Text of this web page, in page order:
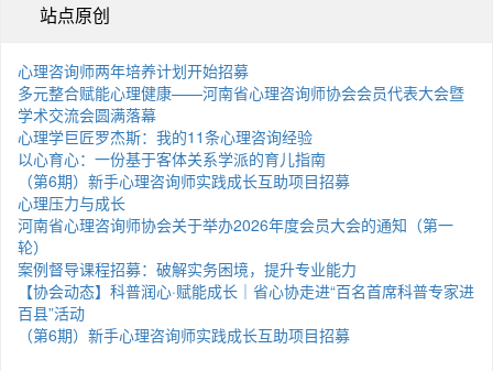
站点原创
心理咨询师两年培养计划开始招募
多元整合赋能心理健康——河南省心理咨询师协会会员代表大会暨
学术交流会圆满落幕
心理学巨匠罗杰斯：我的11条心理咨询经验
以心育心：一份基于客体关系学派的育儿指南
（第6期）新手心理咨询师实践成长互助项目招募
心理压力与成长
河南省心理咨询师协会关于举办2026年度会员大会的通知（第一
轮）
案例督导课程招募：破解实务困境，提升专业能力
【协会动态】科普润心·赋能成长｜省心协走进“百名首席科普专家进
百县”活动
（第6期）新手心理咨询师实践成长互助项目招募